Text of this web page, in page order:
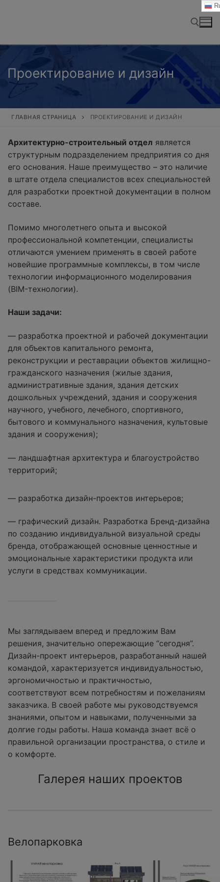
Проектирование и дизайн
ГЛАВНАЯ СТРАНИЦА ПРОЕКТИРОВАНИЕ И ДИЗАЙН
Архитектурно-строительный отдел является
структурным подразделением предприятия со дня
его основания. Наше преимущество – это наличие
в штате отдела специалистов всех специальностей
для разработки проектной документации в полном
составе.
Помимо многолетнего опыта и высокой
профессиональной компетенции, специалисты
отличаются умением применять в своей работе
новейшие программные комплексы, в том числе
технологии информационного моделирования
(BIM-технологии).
Наши задачи:
— разработка проектной и рабочей документации
для объектов капитального ремонта,
реконструкции и реставрации объектов жилищно-
гражданского назначения (жилые здания,
административные здания, здания детских
дошкольных учреждений, здания и сооружения
научного, учебного, лечебного, спортивного,
бытового и коммунального назначения, культовые
здания и сооружения);
— ландшафтная архитектура и благоустройство
территорий;
— разработка дизайн-проектов интерьеров;
— графический дизайн. Разработка Бренд-дизайна
по созданию индивидуальной визуальной среды
бренда, отображающей основные ценностные и
эмоциональные характеристики продукта или
услуги в средствах коммуникации.
Мы заглядываем вперед и предложим Вам
решения, значительно опережающие “сегодня”.
Дизайн-проект интерьеров, разработанный нашей
командой, характеризуется индивидуальностью,
эргономичностью и практичностью,
соответствуют всем потребностям и пожеланиям
заказчика. В своей работе мы руководствуемся
знаниями, опытом и навыками, полученными за
долгие годы работы. Наша команда знает всё о
правильной организации пространства, о стиле и
о комфорте.
Галерея наших проектов
Велопарковка